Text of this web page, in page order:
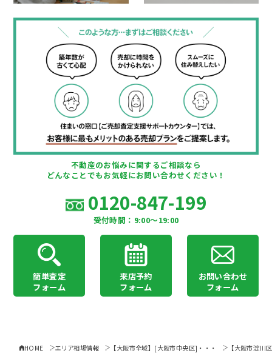
不動産のお悩みに関するご相談なら
どんなことでもお気軽にお問い合わせください！
0120-847-199
受付時間：9:00〜19:00
簡単査定
フォーム
来店予約
フォーム
お問い合わせ
フォーム
HOME エリア相場情報 【大阪市全域】[大阪市中央区]・・・